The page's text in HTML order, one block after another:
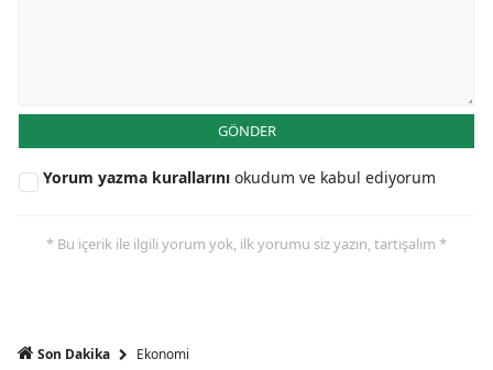
GÖNDER
Yorum yazma kurallarını okudum ve kabul ediyorum
* Bu içerik ile ilgili yorum yok, ilk yorumu siz yazın, tartışalım *
Son Dakika Ekonomi